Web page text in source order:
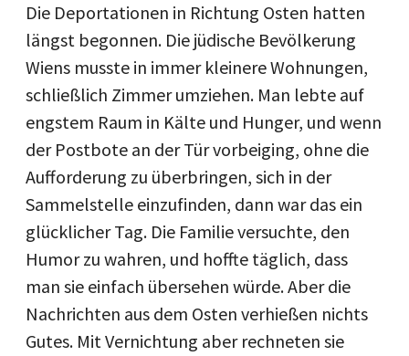
Die Deportationen in Richtung Osten hatten
längst begonnen. Die jüdische Bevölkerung
Wiens musste in immer kleinere Wohnungen,
schließlich Zimmer umziehen. Man lebte auf
engstem Raum in Kälte und Hunger, und wenn
der Postbote an der Tür vorbeiging, ohne die
Aufforderung zu überbringen, sich in der
Sammelstelle einzufinden, dann war das ein
glücklicher Tag. Die Familie versuchte, den
Humor zu wahren, und hoffte täglich, dass
man sie einfach übersehen würde. Aber die
Nachrichten aus dem Osten verhießen nichts
Gutes. Mit Vernichtung aber rechneten sie